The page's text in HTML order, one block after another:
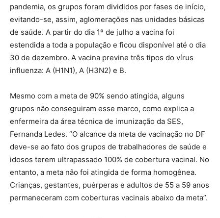
pandemia, os grupos foram divididos por fases de início,
evitando-se, assim, aglomerações nas unidades básicas
de saúde. A partir do dia 1º de julho a vacina foi
estendida a toda a população e ficou disponível até o dia
30 de dezembro. A vacina previne três tipos do vírus
influenza: A (H1N1), A (H3N2) e B.
Mesmo com a meta de 90% sendo atingida, alguns
grupos não conseguiram esse marco, como explica a
enfermeira da área técnica de imunização da SES,
Fernanda Ledes. “O alcance da meta de vacinação no DF
deve-se ao fato dos grupos de trabalhadores de saúde e
idosos terem ultrapassado 100% de cobertura vacinal. No
entanto, a meta não foi atingida de forma homogênea.
Crianças, gestantes, puérperas e adultos de 55 a 59 anos
permaneceram com coberturas vacinais abaixo da meta”.